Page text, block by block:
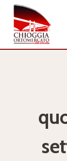
Salta
contenuto